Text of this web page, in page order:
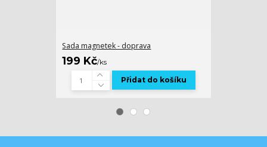
Sada magnetek - doprava
199 Kč/ks
Přidat do košíku